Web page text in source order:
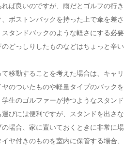
ば良いのですが、雨だとゴルフの行き
ボストンバックを持った上で傘を差さ
タンドバックのような軽さにする必要
どっしりしたものなどはちょっと辛い
移動することを考えた場合は、キャリ
のついたものや軽量タイプのバックを
生のゴルファーが持つようなスタンド
びには便利ですが、スタンドを出さな
場合、家に置いておくときに非常に場
ヤ付きのものを室内に保管する場合、